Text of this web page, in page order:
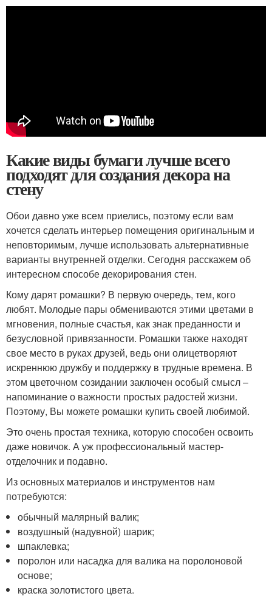
Какие виды бумаги лучше всего
подходят для создания декора на
стену
Обои давно уже всем приелись, поэтому если вам
хочется сделать интерьер помещения оригинальным и
неповторимым, лучше использовать альтернативные
варианты внутренней отделки. Сегодня расскажем об
интересном способе декорирования стен.
Кому дарят ромашки? В первую очередь, тем, кого
любят. Молодые пары обмениваются этими цветами в
мгновения, полные счастья, как знак преданности и
безусловной привязанности. Ромашки также находят
свое место в руках друзей, ведь они олицетворяют
искреннюю дружбу и поддержку в трудные времена. В
этом цветочном созидании заключен особый смысл –
напоминание о важности простых радостей жизни.
Поэтому, Вы можете ромашки купить своей любимой.
Это очень простая техника, которую способен освоить
даже новичок. А уж профессиональный мастер-
отделочник и подавно.
Из основных материалов и инструментов нам
потребуются:
обычный малярный валик;
воздушный (надувной) шарик;
шпаклевка;
поролон или насадка для валика на поролоновой
основе;
краска золотистого цвета.